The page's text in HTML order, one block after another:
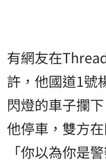
有網友在
許，他國道1號
閃燈的車子攔
他停車，雙方
「你以為你是